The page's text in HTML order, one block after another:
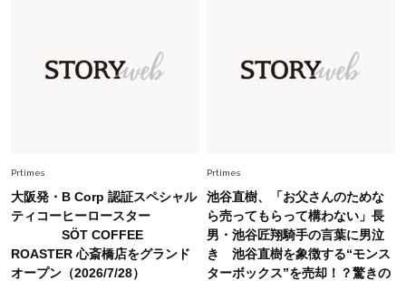
慣！「金運アップ→トイレ、じゃあ底上げ運
は？」
Fashion
白黒でもこんなに華やぐ！40代、夏の「甘めト
ップス×パンツ」コーデ〈3選〉
Prtimes
大阪発・B Corp 認証スペシャル
ティコーヒーロースター
SÖT COFFEE
ROASTER 心斎橋店をグランド
オープン（2026/7/28）
Prtimes
池谷直樹、「お父さんのためな
ら売ってもらって構わない」長
男・池谷匠翔騎手の言葉に男泣
き 池谷直樹を象徴する“モンス
ターボックス”を売却！？驚きの